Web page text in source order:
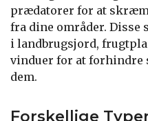
prædatorer for at
fra dine områder. Disse
i landbrugsjord,
vinduer for at forhindre
dem.
Forskellige